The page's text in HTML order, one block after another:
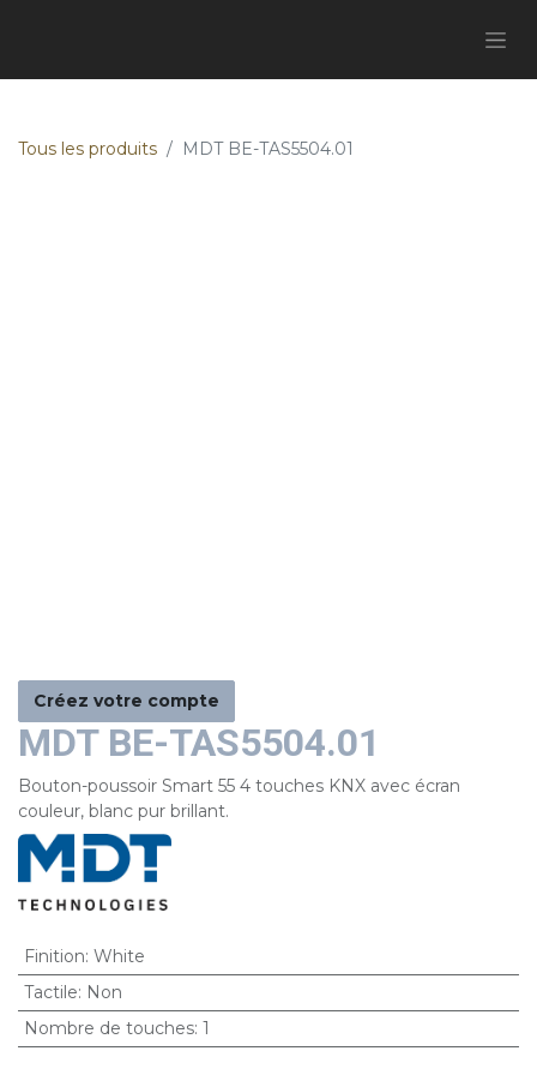
Tous les produits MDT BE-TAS5504.01
Créez votre compte
MDT BE-TAS5504.01
Bouton-poussoir Smart 55 4 touches KNX avec écran
couleur, blanc pur brillant.
Finition: White
Tactile: Non
Nombre de touches: 1